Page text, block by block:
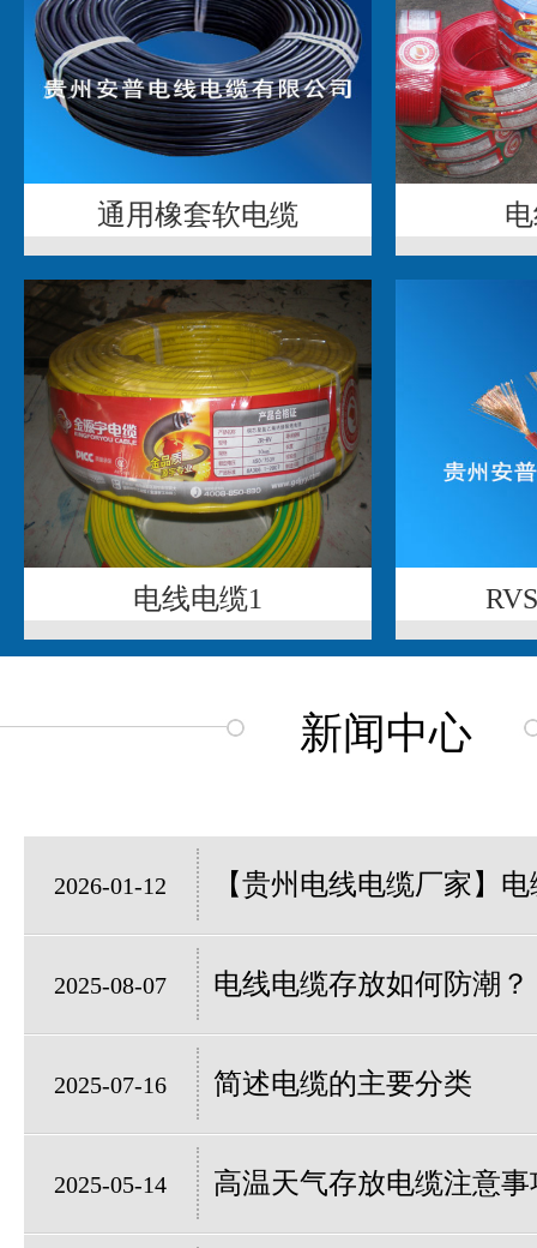
通用橡套软电缆
电线电缆1
新闻中心
2026-01-12 【贵州电线电缆厂家】
2025-08-07 电线电缆存放如何防潮？
2025-07-16 简述电缆的主要分类
2025-05-14 高温天气存放电缆注意事